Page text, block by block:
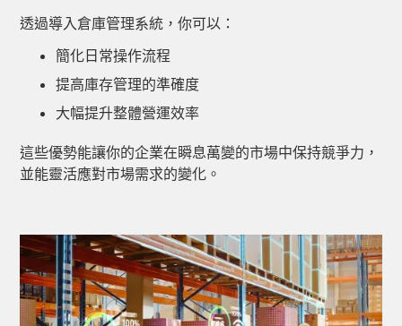
透過導入倉庫管理系統，你可以：
簡化日常操作流程
提高庫存管理的準確度
大幅提升整體營運效率
這些優勢能讓你的企業在瞬息萬變的市場中保持競爭力，
並能靈活應對市場需求的變化。